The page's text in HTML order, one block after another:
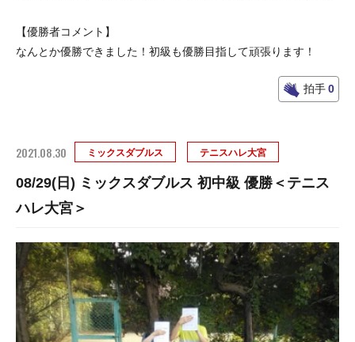
【優勝者コメント】
なんとか優勝できました！初級も優勝目指して頑張ります！
拍手0
2021.08.30 ミックスダブルス テニスハレ大宮
08/29(日) ミックスダブルス 初中級 優勝＜テニス
ハレ大宮＞